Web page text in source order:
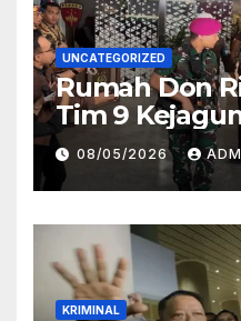
UNCATEGORIZED
Rumah Don
Tim 9
Balik Kasus
08/05/2026
KRIMINAL